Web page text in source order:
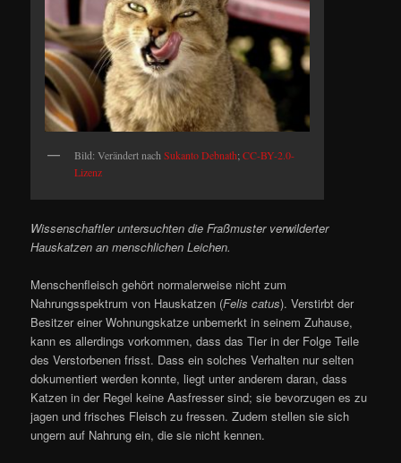
Bild: Verändert nachSukanto Debnath;CC-BY-2.0-
Lizenz
Wissenschaftler untersuchten die Fraßmuster verwilderter
Hauskatzen an menschlichen Leichen.
Menschenfleisch gehört normalerweise nicht zum
Nahrungsspektrum von Hauskatzen (Felis catus). Verstirbt der
Besitzer einer Wohnungskatze unbemerkt in seinem Zuhause,
kann es allerdings vorkommen, dass das Tier in der Folge Teile
des Verstorbenen frisst. Dass ein solches Verhalten nur selten
dokumentiert werden konnte, liegt unter anderem daran, dass
Katzen in der Regel keine Aasfresser sind; sie bevorzugen es zu
jagen und frisches Fleisch zu fressen. Zudem stellen sie sich
ungern auf Nahrung ein, die sie nicht kennen.